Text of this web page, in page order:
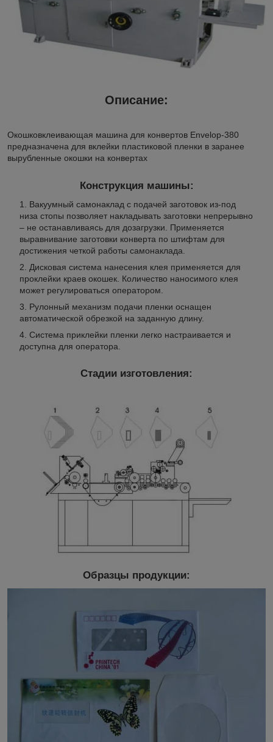
Описание:
Окошковклеивающая машина для конвертов Envelop-380
предназначена для вклейки пластиковой пленки в заранее
вырубленные окошки на конвертах
Конструкция машины:
Вакуумный самонаклад с подачей заготовок из-под
низа стопы позволяет накладывать заготовки непрерывно
– не останавливаясь для дозагрузки. Применяется
выравнивание заготовки конверта по штифтам для
достижения четкой работы самонаклада.
Дисковая система нанесения клея применяется для
проклейки краев окошек. Количество наносимого клея
может регулироваться оператором.
Рулонный механизм подачи пленки оснащен
автоматической обрезкой на заданную длину.
Система приклейки пленки легко настраивается и
доступна для оператора.
Стадии изготовления:
Образцы продукции: